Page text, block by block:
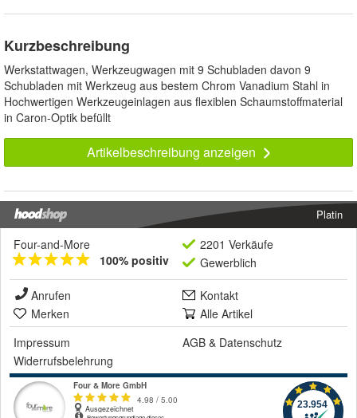
Kurzbeschreibung
Werkstattwagen, Werkzeugwagen mit 9 Schubladen davon 9
Schubladen mit Werkzeug aus bestem Chrom Vanadium Stahl in
Hochwertigen Werkzeugeinlagen aus flexiblen Schaumstoffmaterial
in Caron-Optik befüllt
Artikelbeschreibung anzeigen
Platin
Four-and-More
100% positiv
2201 Verkäufe
Gewerblich
Anrufen
Kontakt
Merken
Alle Artikel
Impressum
AGB & Datenschutz
Widerrufsbelehrung